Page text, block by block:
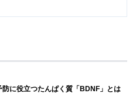
防に役立つたんぱく質「BDNF」とは